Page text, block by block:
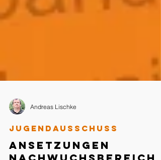
Andreas Lischke
Jugendausschuss